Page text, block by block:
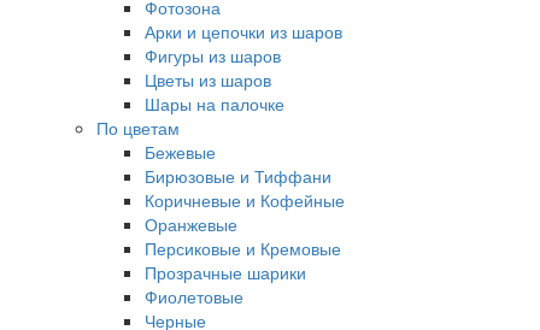
Фотозона
Арки и цепочки из шаров
Фигуры из шаров
Цветы из шаров
Шары на палочке
По цветам
Бежевые
Бирюзовые и Тиффани
Коричневые и Кофейные
Оранжевые
Персиковые и Кремовые
Прозрачные шарики
Фиолетовые
Черные